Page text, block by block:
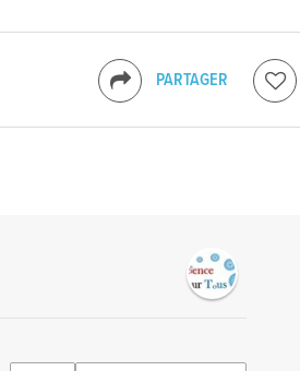
PARTAGER